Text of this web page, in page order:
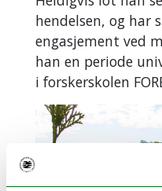
hendelsen, og har
engasjement ved
han en periode
i forskerskolen